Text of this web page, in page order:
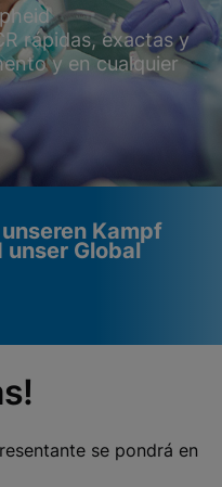
rápidas, exactas y
y en cualquier
Kampf
unser Global
aktualisieren
se pondrá en